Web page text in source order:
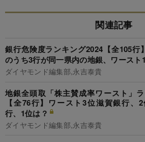
関連記事
銀行危険度ランキング2024【全105行
のうち3行が同一県内の地銀、ワースト
ダイヤモンド編集部,永吉泰貴
地銀全頭取「株主賛成率ワースト」
【全76行】ワースト3位滋賀銀行、
行、1位は？
ダイヤモンド編集部,永吉泰貴